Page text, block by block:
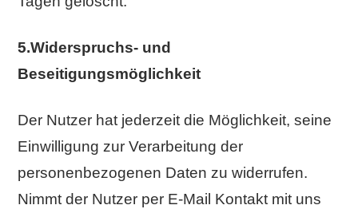
5.Widerspruchs- und
Beseitigungsmöglichkeit
Der Nutzer hat jederzeit die Möglichkeit, seine
Einwilligung zur Verarbeitung der
personenbezogenen Daten zu widerrufen.
Nimmt der Nutzer per E-Mail Kontakt mit uns